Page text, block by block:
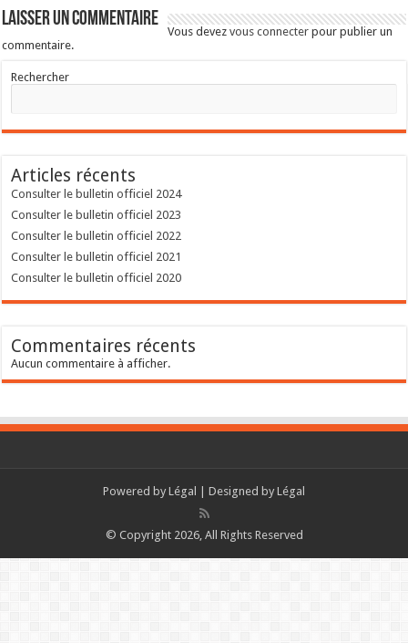
Laisser un commentaire
Vous devezvous connecter pour publier un
commentaire.
Rechercher
Articles récents
Consulter le bulletin officiel 2024
Consulter le bulletin officiel 2023
Consulter le bulletin officiel 2022
Consulter le bulletin officiel 2021
Consulter le bulletin officiel 2020
Commentaires récents
Aucun commentaire à afficher.
Powered by Légal | Designed by Légal
© Copyright 2026, All Rights Reserved